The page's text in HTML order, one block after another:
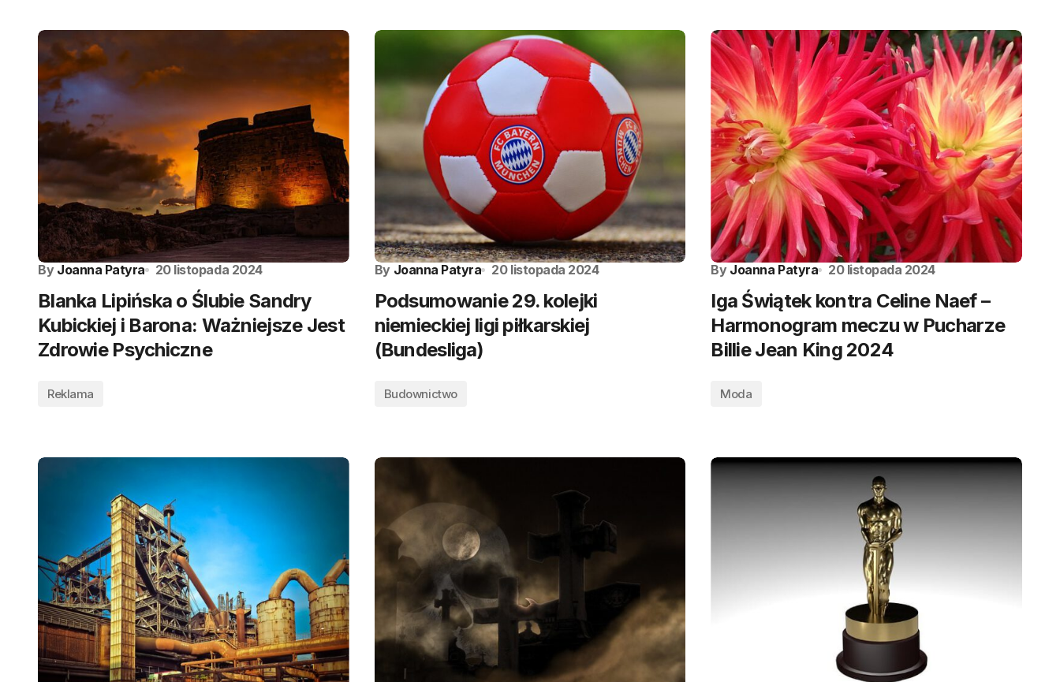
By Joanna Patyra 20 listopada 2024
Blanka Lipińska o Ślubie Sandry
Kubickiej i Barona: Ważniejsze Jest
Zdrowie Psychiczne
Reklama
By Joanna Patyra 20 listopada 2024
Podsumowanie 29. kolejki
niemieckiej ligi piłkarskiej
(Bundesliga)
Budownictwo
By Joanna Patyra 20 listopada 2024
Iga Świątek kontra Celine Naef –
Harmonogram meczu w Pucharze
Billie Jean King 2024
Moda